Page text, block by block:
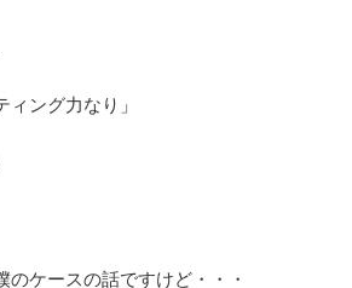
ィング力なり」
のケースの話ですけど・・・